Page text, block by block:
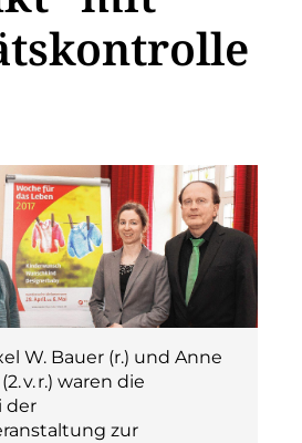
W. Bauer (r.) und Anne
v. r.) waren die
der
zur